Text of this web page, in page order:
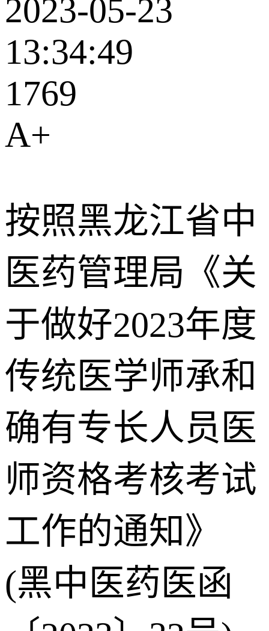
2023-05-23
13:34:49
1769
A+
按照黑龙江省中
医药管理局《关
于做好2023年度
传统医学师承和
确有专长人员医
师资格考核考试
工作的通知》
(黑中医药医函